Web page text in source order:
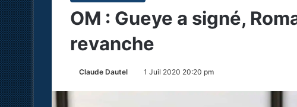
OM : Gueye a signé,
revanche
Claude Dautel 1 Juil 2020 20:20 pm